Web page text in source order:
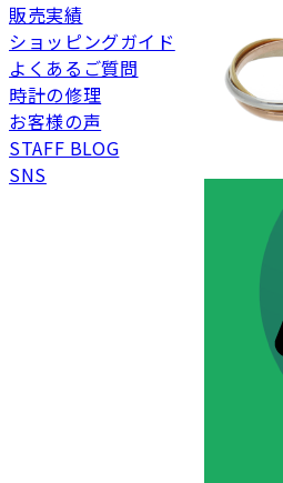
販売実績
ショッピングガイド
よくあるご質問
時計の修理
お客様の声
STAFF BLOG
SNS
SAラ
Aランク
ABラ